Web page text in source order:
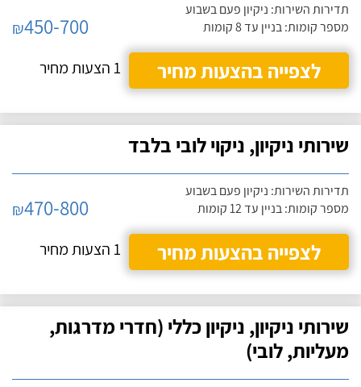
תדירות השירות: ניקיון פעם בשבוע
מספר קומות: בניין עד 8 קומות
₪450-700
לצפייה בהצעות מחיר
1 הצעות מחיר
שירותי ניקיון, ניקוי לובי בלבד
תדירות השירות: ניקיון פעם בשבוע
מספר קומות: בניין עד 12 קומות
₪470-800
לצפייה בהצעות מחיר
1 הצעות מחיר
שירותי ניקיון, ניקיון כללי (חדרי מדרגות,
מעליות, לובי)